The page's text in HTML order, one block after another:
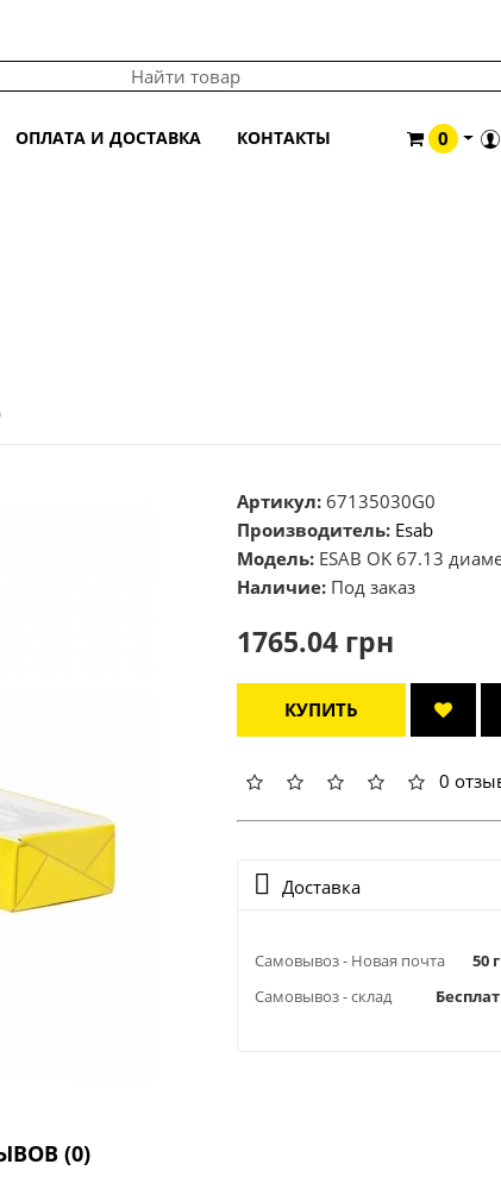
ОПЛАТА И ДОСТАВКА КОНТАКТЫ 0
Артикул: 67135030G0
Производитель: Esab
Модель: ESAB OK 67.13
Наличие: Под заказ
1765.04 грн
КУПИТЬ
0
Доставка
Самовывоз - Новая почта
50
Самовывоз - склад
(0)